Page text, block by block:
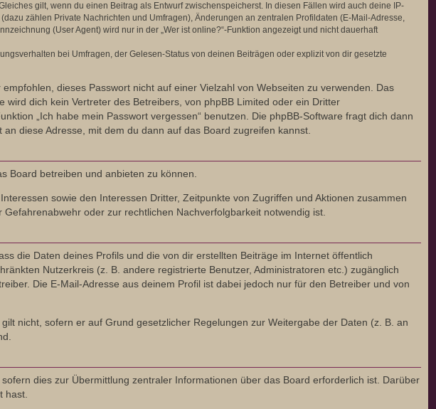
gilt, wenn du einen Beitrag als Entwurf zwischenspeicherst. In diesen Fällen wird auch deine IP-
zählen Private Nachrichten und Umfragen), Änderungen an zentralen Profildaten (E-Mail-Adresse,
(User Agent) wird nur in der „Wer ist online?“-Funktion angezeigt und nicht dauerhaft
bei Umfragen, der Gelesen-Status von deinen Beiträgen oder explizit von dir gesetzte
dieses Passwort nicht auf einer Vielzahl von Webseiten zu verwenden. Das
dich kein Vertreter des Betreibers, von phpBB Limited oder ein Dritter
„Ich habe mein Passwort vergessen“ benutzen. Die phpBB-Software fragt dich dann
diese Adresse, mit dem du dann auf das Board zugreifen kannst.
Board betreiben und anbieten zu können.
sowie den Interessen Dritter, Zeitpunkte von Zugriffen und Aktionen zusammen
oder zur rechtlichen Nachverfolgbarkeit notwendig ist.
die Daten deines Profils und die von dir erstellten Beiträge im Internet öffentlich
Nutzerkreis (z. B. andere registrierte Benutzer, Administratoren etc.) zugänglich
Die E-Mail-Adresse aus deinem Profil ist dabei jedoch nur für den Betreiber und von
nicht, sofern er auf Grund gesetzlicher Regelungen zur Weitergabe der Daten (z. B. an
dies zur Übermittlung zentraler Informationen über das Board erforderlich ist. Darüber
hast.